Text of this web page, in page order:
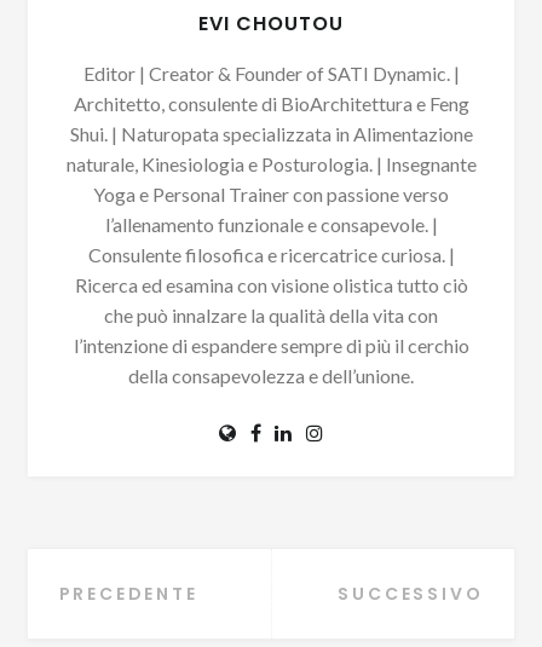
EVI CHOUTOU
Editor | Creator & Founder of SATI Dynamic. |
Architetto, consulente di BioArchitettura e Feng
Shui. | Naturopata specializzata in Alimentazione
naturale, Kinesiologia e Posturologia. | Insegnante
Yoga e Personal Trainer con passione verso
l’allenamento funzionale e consapevole. |
Consulente filosofica e ricercatrice curiosa. |
Ricerca ed esamina con visione olistica tutto ciò
che può innalzare la qualità della vita con
l’intenzione di espandere sempre di più il cerchio
della consapevolezza e dell’unione.
Navigazione
PRECEDENTE SUCCESSIVO
Rispettiamo la tua privacy. Le tue informazioni
annullare l'iscrizione in qualsiasi momento.